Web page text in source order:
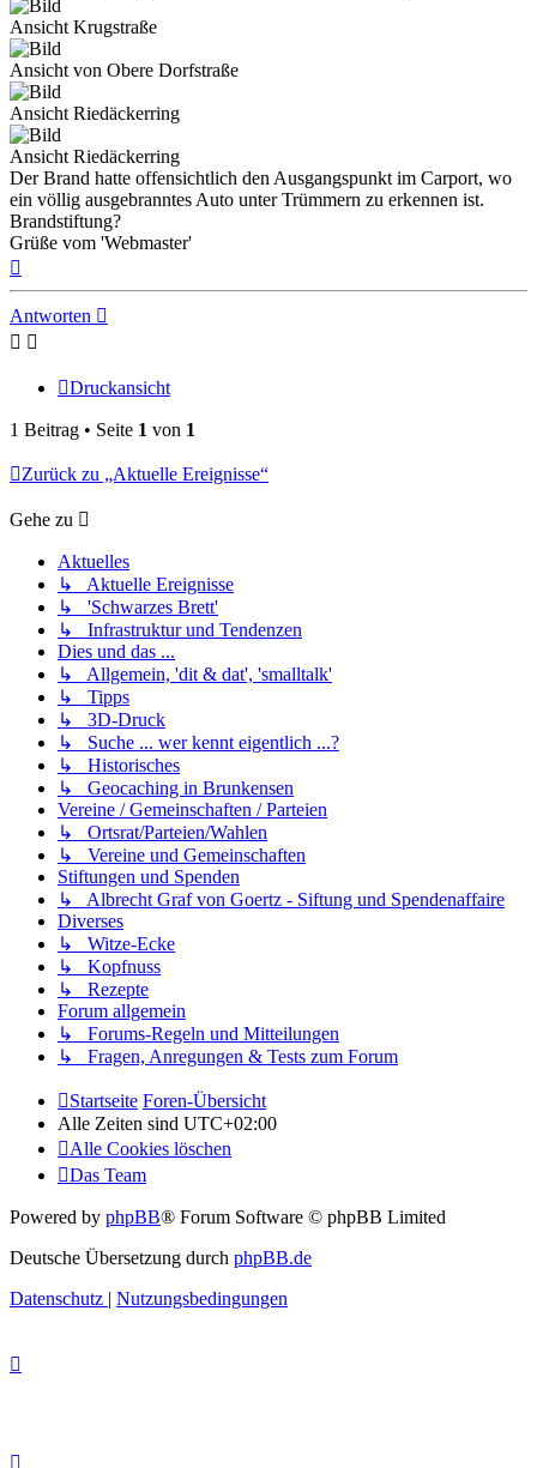
Ansicht Krugstraße
Ansicht von Obere Dorfstraße
Ansicht Riedäckerring
Ansicht Riedäckerring
Der Brand hatte offensichtlich den Ausgangspunkt im Carport, wo
ein völlig ausgebranntes Auto unter Trümmern zu erkennen ist.
Brandstiftung?
Grüße vom 'Webmaster'
Antworten
Druckansicht
1 Beitrag • Seite 1 von 1
Zurück zu „Aktuelle Ereignisse“
Gehe zu
Aktuelles
↳ Aktuelle Ereignisse
↳ 'Schwarzes Brett'
↳ Infrastruktur und Tendenzen
Dies und das ...
↳ Allgemein, 'dit & dat', 'smalltalk'
↳ Tipps
↳ 3D-Druck
↳ Suche ... wer kennt eigentlich ...?
↳ Historisches
↳ Geocaching in Brunkensen
Vereine / Gemeinschaften / Parteien
↳ Ortsrat/Parteien/Wahlen
↳ Vereine und Gemeinschaften
Stiftungen und Spenden
↳ Albrecht Graf von Goertz - Siftung und Spendenaffaire
Diverses
↳ Witze-Ecke
↳ Kopfnuss
↳ Rezepte
Forum allgemein
↳ Forums-Regeln und Mitteilungen
↳ Fragen, Anregungen & Tests zum Forum
Startseite Foren-Übersicht
Alle Zeiten sind UTC+02:00
Alle Cookies löschen
Das Team
Powered by phpBB® Forum Software © phpBB Limited
Deutsche Übersetzung durch phpBB.de
Datenschutz | Nutzungsbedingungen